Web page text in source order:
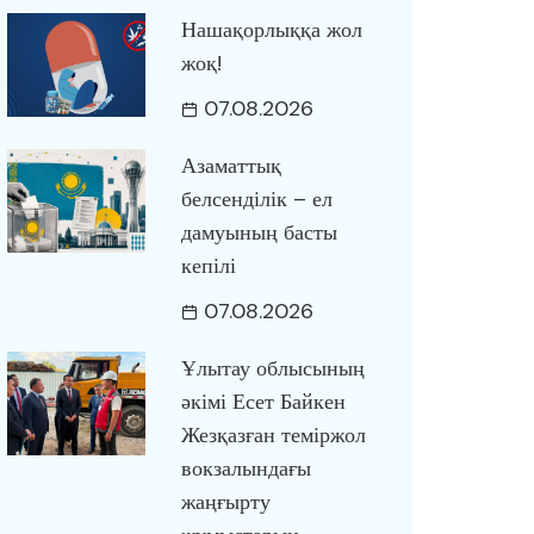
Нашақорлыққа жол
жоқ!
07.08.2026
Азаматтық
белсенділік – ел
дамуының басты
кепілі
07.08.2026
Ұлытау облысының
әкімі Есет Байкен
Жезқазған теміржол
вокзалындағы
жаңғырту